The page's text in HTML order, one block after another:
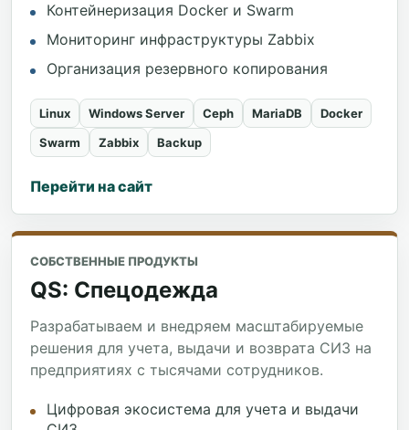
Контейнеризация Docker и Swarm
Мониторинг инфраструктуры Zabbix
Организация резервного копирования
Linux Windows Server Ceph MariaDB
Docker
Swarm
Zabbix Backup
Перейти на сайт
СОБСТВЕННЫЕ ПРОДУКТЫ
QS: Спецодежда
Разрабатываем и внедряем масштабируемые
решения для учета, выдачи и возврата СИЗ на
предприятиях с тысячами сотрудников.
Цифровая экосистема для учета и выдачи